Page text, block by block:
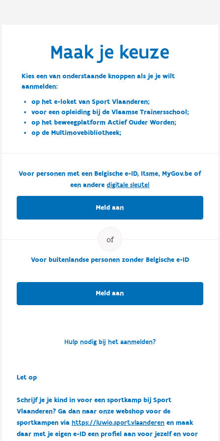
Maak je keuze
Kies een van onderstaande knoppen als je je wilt
aanmelden:
op het e-loket van Sport Vlaanderen;
voor een opleiding bij de Vlaamse Trainersschool;
op het beweegplatform Actief Ouder Worden;
op de Multimovebibliotheek;
Voor personen met een Belgische e-ID, Itsme, MyGov.be of
een anderedigitale sleutel
Meld aan
Voor buitenlandse personen zonder Belgische e-ID
Meld aan
Hulp nodig bij het aanmelden?
Let op
Schrijf je je kind in voor een sportkamp bij Sport
Vlaanderen? Ga dan naar onze webshop voor de
sportkampen via https://luwio.sport.vlaanderenen maak
daar met je eigen e-ID een profiel aan voor jezelf en voor